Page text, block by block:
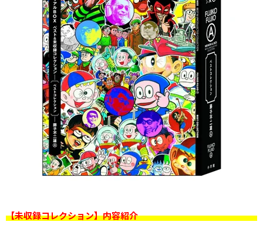
【未収録コレクション】内容紹介